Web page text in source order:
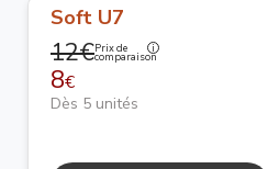
Soft U7
12€Prix de
comparaison
8€
Dès 5 unités